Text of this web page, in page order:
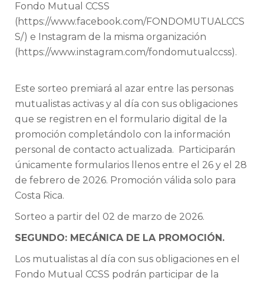
Fondo Mutual CCSS
(https://www.facebook.com/FONDOMUTUALCCS
S/) e Instagram de la misma organización
(https://www.instagram.com/fondomutualccss).
Este sorteo premiará al azar entre las personas
mutualistas activas y al día con sus obligaciones
que se registren en el formulario digital de la
promoción completándolo con la información
personal de contacto actualizada. Participarán
únicamente formularios llenos entre el 26 y el 28
de febrero de 2026. Promoción válida solo para
Costa Rica.
Sorteo a partir del 02 de marzo de 2026.
SEGUNDO: MECÁNICA DE LA PROMOCIÓN.
Los mutualistas al día con sus obligaciones en el
Fondo Mutual CCSS podrán participar de la